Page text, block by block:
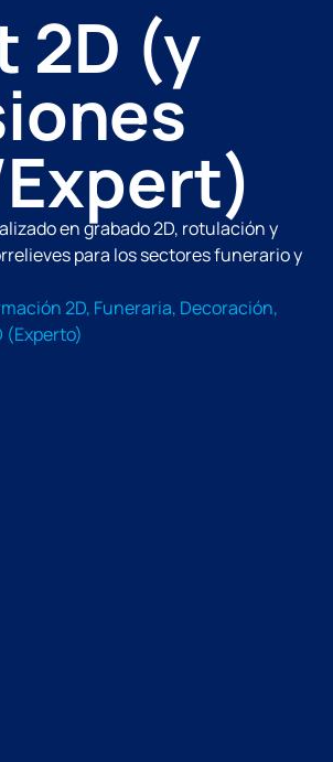
2D (y
en grabado 2D, rotulación y
para los sectores funerario y
2D, Funeraria, Decoración,
(Experto)